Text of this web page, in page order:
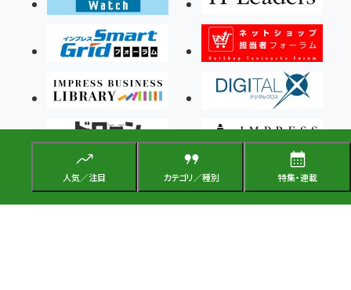
人気／注目 カテゴリ／種別 特集・連載